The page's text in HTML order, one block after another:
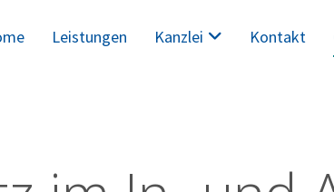
Leistungen Kanzlei Kontakt